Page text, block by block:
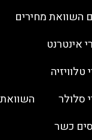
השוואת מחירים
אינטרנט
סלולר
סים כשר